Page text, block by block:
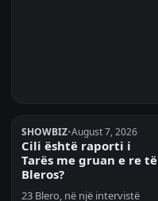
SHOWBIZ•August 7, 2026
Cili është raporti i
Tarës me gruan e re të
Bleros?
23 Blero, në një intervistë